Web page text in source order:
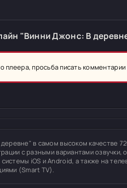
"Винни Джонс: В
плеера, просьба писать
в самом высоком качестве
с разными вариантами озвучки,
iOS и Android, а также на
(Smart TV).